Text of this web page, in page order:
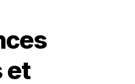
et